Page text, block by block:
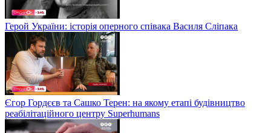
Герой України: історія оперного співака Василя Сліпака
Єгор Гордєєв та Сашко Терен: на якому етапі будівництво
реабілітаційного центру Superhumans